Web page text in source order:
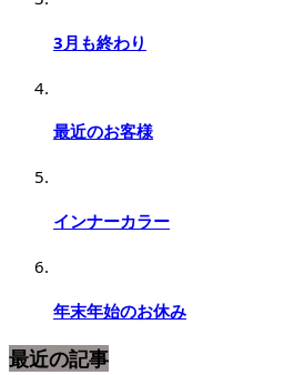
3月も終わり
最近のお客様
インナーカラー
年末年始のお休み
最近の記事